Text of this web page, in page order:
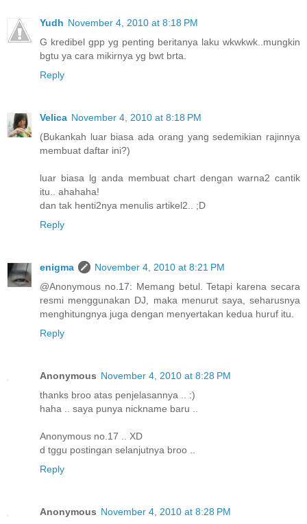
Yudh November 4, 2010 at 8:18 PM
G kredibel gpp yg penting beritanya laku wkwkwk..mungkin
bgtu ya cara mikirnya yg bwt brta.
Reply
Velica November 4, 2010 at 8:18 PM
(Bukankah luar biasa ada orang yang sedemikian rajinnya
membuat daftar ini?)
luar biasa lg anda membuat chart dengan warna2 cantik
itu.. ahahaha!
dan tak henti2nya menulis artikel2.. ;D
Reply
enigma
November 4, 2010 at 8:21 PM
@Anonymous no.17: Memang betul. Tetapi karena secara
resmi menggunakan DJ, maka menurut saya, seharusnya
menghitungnya juga dengan menyertakan kedua huruf itu.
Reply
Anonymous November 4, 2010 at 8:28 PM
thanks broo atas penjelasannya .. :)
haha .. saya punya nickname baru ..
Anonymous no.17 .. XD
d tggu postingan selanjutnya broo ..
Reply
Anonymous November 4, 2010 at 8:28 PM